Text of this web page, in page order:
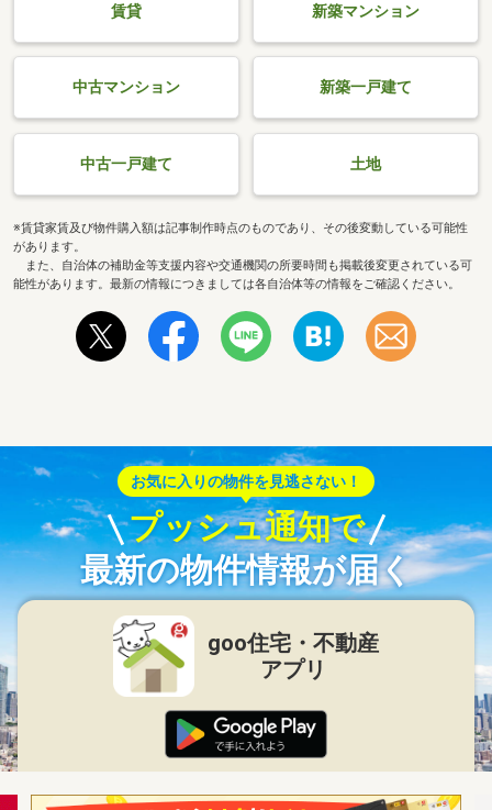
賃貸 新築マンション
中古マンション 新築一戸建て
中古一戸建て 土地
※賃貸家賃及び物件購入額は記事制作時点のものであり、その後変動している可能性
があります。
また、自治体の補助金等支援内容や交通機関の所要時間も掲載後変更されている可
能性があります。最新の情報につきましては各自治体等の情報をご確認ください。
お気に入りの物件を見逃さない！
プッシュ通知で
最新の物件情報が届く
goo住宅・不動産
アプリ